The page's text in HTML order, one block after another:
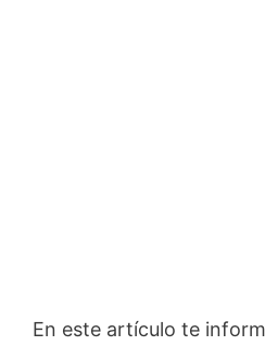
En este artículo te